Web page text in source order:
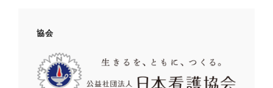
協会